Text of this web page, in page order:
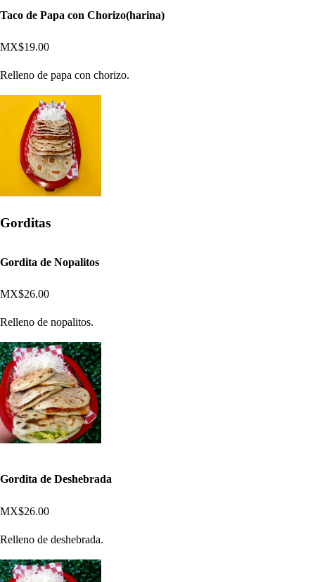
Taco de Papa con Chorizo(harina)
MX$19.00
Relleno de papa con chorizo.
Gorditas
Gordita de Nopalitos
MX$26.00
Relleno de nopalitos.
Gordita de Deshebrada
MX$26.00
Relleno de deshebrada.